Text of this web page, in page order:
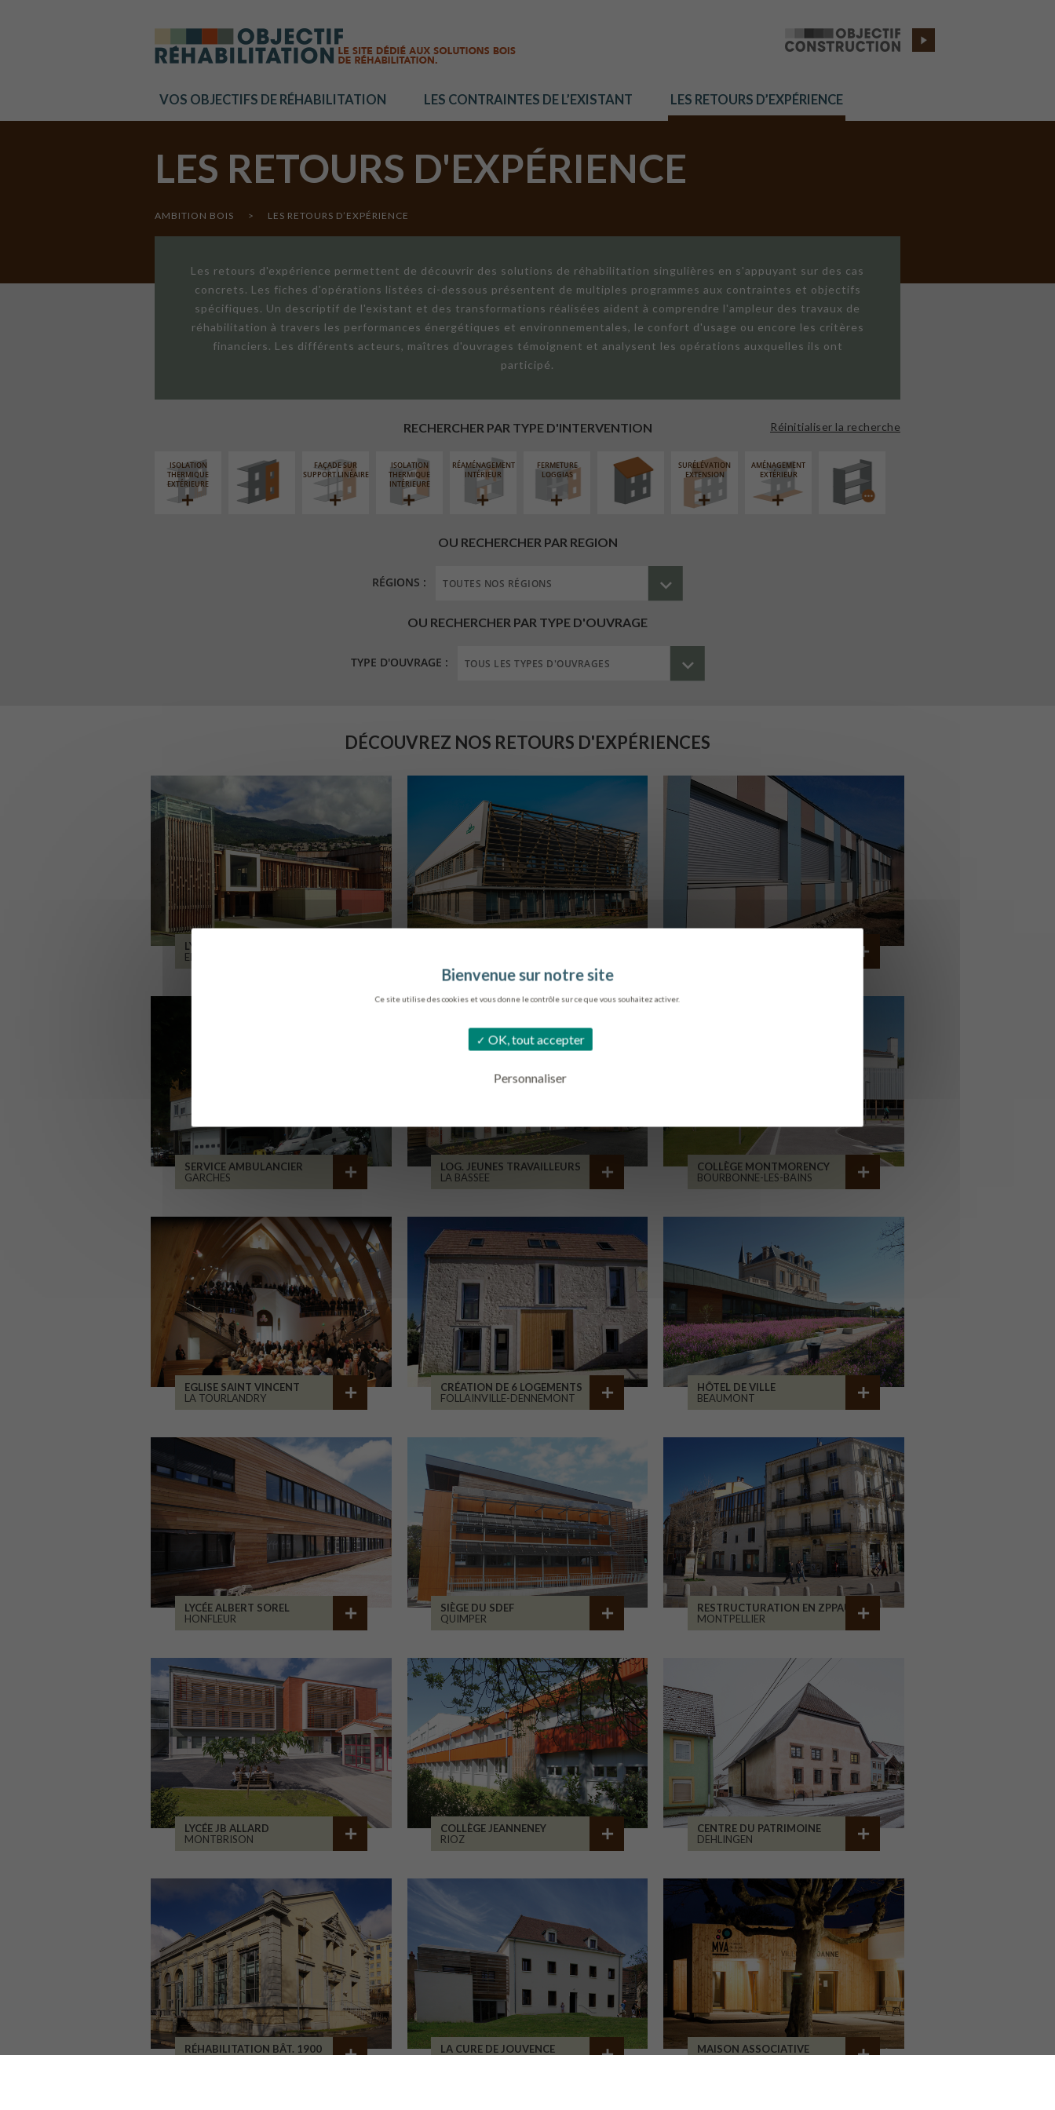
Ce site utilise des cookies et vous donne le contrôle sur ce que vous souhaitez activer.
OK, tout accepter
Personnaliser
VOS OBJECTIFS DE RÉHABILITATION LES CONTRAINTES DE L’EXISTANT LES RETOURS D’EXPÉRIENCE
LES RETOURS D'EXPÉRIENCE
AMBITION BOIS > LES RETOURS D’EXPÉRIENCE
Les retours d'expérience permettent de découvrir des solutions de réhabilitation singulières en s'appuyant sur des cas
concrets. Les fiches d'opérations listées ci-dessous présentent de multiples programmes aux contraintes et objectifs
spécifiques. Un descriptif de l'existant et des transformations réalisées aident à comprendre l'ampleur des travaux de
réhabilitation à travers les performances énergétiques et environnementales, le confort d'usage ou encore les critères
financiers. Les différents acteurs, maîtres d'ouvrages témoignent et analysent les opérations auxquelles ils ont
participé.
RECHERCHER PAR TYPE D'INTERVENTION Réinitialiser la recherche
ISOLATION
THERMIQUE
EXTÉRIEURE
FAÇADE SUR
SUPPORT LINÉAIRE
ISOLATION
THERMIQUE
INTÉRIEURE
RÉAMÉNAGEMENT
INTÉRIEUR
FERMETURE
LOGGIAS
SURÉLÉVATION
EXTENSION
AMÉNAGEMENT
EXTÉRIEUR
OU RECHERCHER PAR REGION
RÉGIONS :
OU RECHERCHER PAR TYPE D'OUVRAGE
TYPE D'OUVRAGE :
DÉCOUVREZ NOS RETOURS D'EXPÉRIENCES
LYCÉE ALPES ET DURANCE
EMBRUN
SERVICE AMBULANCIER
GARCHES
LOG. JEUNES TRAVAILLEURS
LA BASSEE
COLLÈGE MONTMORENCY
BOURBONNE-LES-BAINS
EGLISE SAINT VINCENT
LA TOURLANDRY
CRÉATION DE 6 LOGEMENTS
FOLLAINVILLE-DENNEMONT
HÔTEL DE VILLE
BEAUMONT
LYCÉE ALBERT SOREL
HONFLEUR
SIÈGE DU SDEF
QUIMPER
RESTRUCTURATION EN ZPPAUP
MONTPELLIER
LYCÉE JB ALLARD
MONTBRISON
COLLÈGE JEANNENEY
RIOZ
CENTRE DU PATRIMOINE
DEHLINGEN
RÉHABILITATION BÂT. 1900
LA CURE DE JOUVENCE
MAISON ASSOCIATIVE